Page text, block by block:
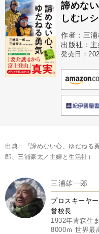
諦めな
しむレ
作者：三
出版社：
発売日：
出典＝『諦めない心、ゆだね
郎、三浦豪太／主婦と生活社）
三浦雄一郎
プロスキーヤ
誉校長
1932年青森生
8000ｍ 世界最